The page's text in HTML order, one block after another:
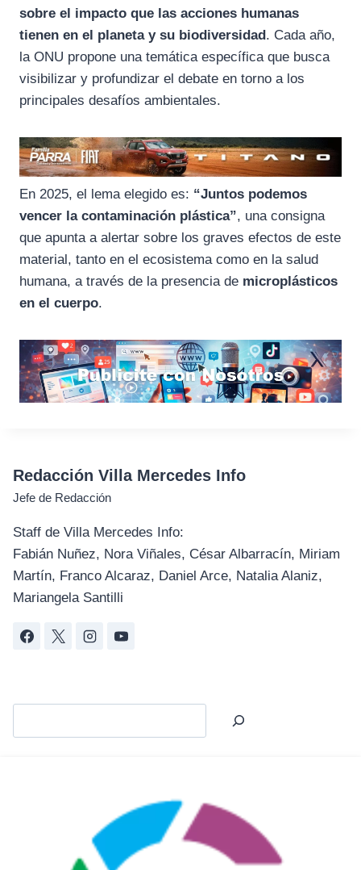
sobre el impacto que las acciones humanas
tienen en el planeta y su biodiversidad. Cada año,
la ONU propone una temática específica que busca
visibilizar y profundizar el debate en torno a los
principales desafíos ambientales.
En 2025, el lema elegido es: “Juntos podemos
vencer la contaminación plástica”, una consigna
que apunta a alertar sobre los graves efectos de este
material, tanto en el ecosistema como en la salud
humana, a través de la presencia de microplásticos
en el cuerpo.
Redacción Villa Mercedes Info
Jefe de Redacción
Staff de Villa Mercedes Info:
Fabián Nuñez, Nora Viñales, César Albarracín, Miriam
Martín, Franco Alcaraz, Daniel Arce, Natalia Alaniz,
Mariangela Santilli